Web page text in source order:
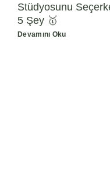
Stüdyosunu
5 Şey 🥇
Devamını Oku